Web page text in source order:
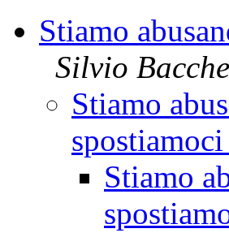
Stiamo
Silvio
Stiamo
spostiamoci
Stiamo